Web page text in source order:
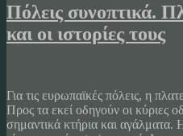
Πόλεις συνοπτικά.
και οι ιστορίες τους
Για τις ευρωπαϊκές πόλεις, η
Προς τα εκεί οδηγούν οι κύριες
σημαντικά κτήρια και αγάλματα.